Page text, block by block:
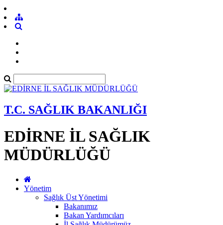
T.C. SAĞLIK BAKANLIĞI
EDİRNE İL SAĞLIK
MÜDÜRLÜĞÜ
Yönetim
Sağlık Üst Yönetimi
Bakanımız
Bakan Yardımcıları